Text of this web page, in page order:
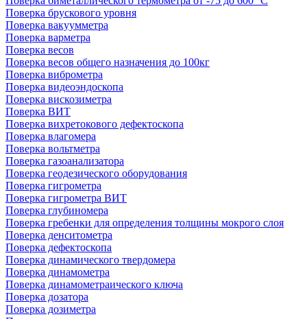
Поверка брускового уровня
Поверка вакуумметра
Поверка варметра
Поверка весов
Поверка весов общего назначения до 100кг
Поверка виброметра
Поверка видеоэндоскопа
Поверка вискозиметра
Поверка ВИТ
Поверка вихретокового дефектоскопа
Поверка влагомера
Поверка вольтметра
Поверка газоанализатора
Поверка геодезического оборудования
Поверка гигрометра
Поверка гигрометра ВИТ
Поверка глубиномера
Поверка гребенки для определения толщины мокрого слоя
Поверка денситометра
Поверка дефектоскопа
Поверка динамического твердомера
Поверка динамометра
Поверка динамометраического ключа
Поверка дозатора
Поверка дозиметра